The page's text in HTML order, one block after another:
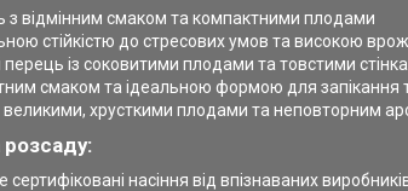
відмінним смаком та компактними плодами
стійкістю до стресових умов та високою
із соковитими плодами та товстими
смаком та ідеальною формою для запікання
хрусткими плодами та неповторним
сертифіковані насіння від впізнаваних